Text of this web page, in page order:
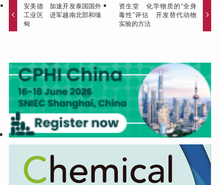
安美德 加速开发泰国国外
工业区 进军越南北部和缅
甸
资生堂 化学物质的“全身
毒性”评估 开发替代动物
实验的方法